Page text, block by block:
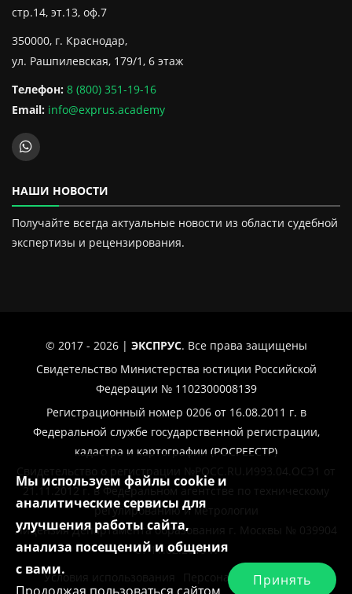
стр.14, эт.13, оф.7
350000, г. Краснодар,
ул. Рашпилевская, 179/1, 6 этаж
Телефон: 8 (800) 351-19-16
Email: info@exprus.academy
НАШИ НОВОСТИ
Получайте всегда актуальные новости из области судебной
экспертизы и рецензирования.
© 2017 - 2026 | ЭКСПРУС. Все права защищены
Свидетельство Министерства юстиции Российской
Федерации № 1102300008139
Регистрационный номер 0206 от 16.08.2011 г. в
Федеральной службе государственной регистрации,
кадастра и картографии (РОСРЕЕСТР)
Свидетельство о регистрации №РОСС.RU.И993.04.ОСЭ1 от
21.11.2012 г. в Федеральном агентстве по техническому
регулированию и метрологии
Лицензия Департамента образования г. Москвы № 039904
от 11.02.2019 г.
Условия использования
Персональные данные
Мы используем файлы cookie и
аналитические сервисы для
улучшения работы сайта,
анализа посещений и общения
с вами.
Принять